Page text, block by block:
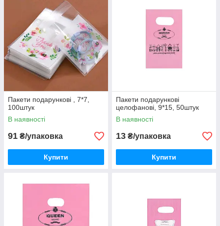
Пакети подарункові , 7*7,
100штук
В наявності
91 ₴/упаковка
Купити
Пакети подарункові
целофанові, 9*15, 50штук
В наявності
13 ₴/упаковка
Купити